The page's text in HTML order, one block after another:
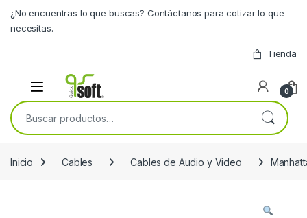
¿No encuentras lo que buscas? Contáctanos para cotizar lo que
necesitas.
Tienda
0
Buscar por:
Inicio Cables Cables de Audio y Video